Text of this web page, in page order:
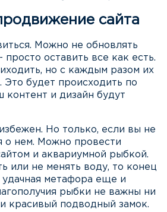
сайта
Можно не обновлять
просто оставить все как есть.
но с каждым разом их
Это будет происходить по
контент и дизайн будут
Но только, если вы не
о нем. Можно провести
и аквариумной рыбкой.
или не менять воду, то конец
удачная метафора еще и
рыбки не важны ни
красивый подводный замок.